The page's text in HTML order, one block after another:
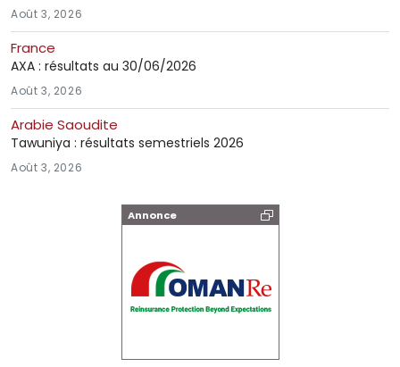
Annonce
Août 3, 2026
France
AXA : résultats au 30/06/2026
Août 3, 2026
Arabie Saoudite
Tawuniya : résultats semestriels 2026
Août 3, 2026